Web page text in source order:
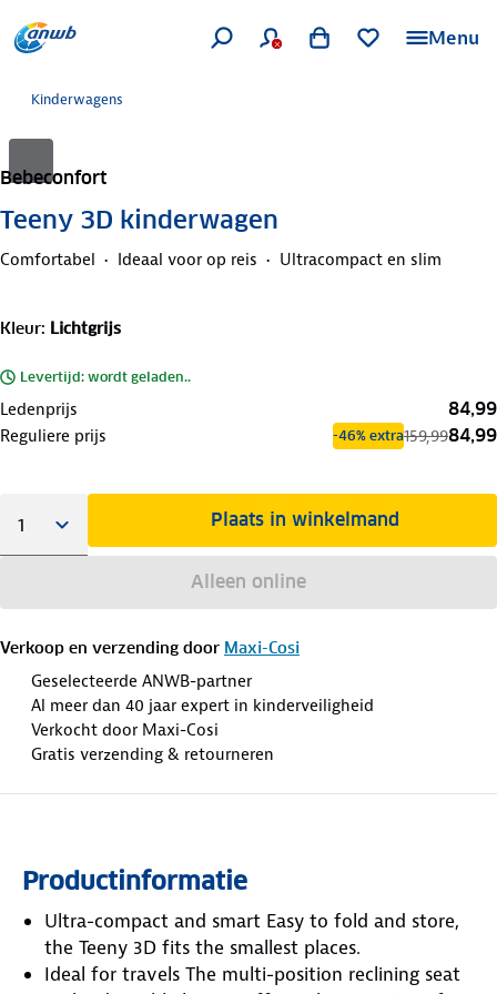
Menu
Kinderwagens
Bebeconfort
Teeny 3D kinderwagen
Comfortabel Ideaal voor op reis Ultracompact en slim
Kleur: Lichtgrijs
Levertijd: wordt geladen..
Ledenprijs 84,99
Reguliere prijs -46% extra159,9984,99
Plaats in winkelmand
Alleen online
Verkoop en verzending door Maxi-Cosi
Geselecteerde ANWB-partner
Al meer dan 40 jaar expert in kinderveiligheid
Verkocht door Maxi-Cosi
Gratis verzending & retourneren
Productinformatie
Ultra-compact and smart Easy to fold and store,
the Teeny 3D fits the smallest places.
Ideal for travels The multi-position reclining seat